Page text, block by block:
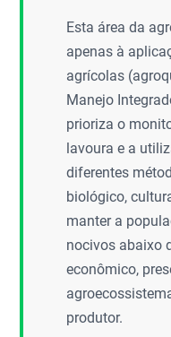
Esta área da
apenas à
agrícolas
Manejo
prioriza o
lavoura e a
diferentes
biológico,
manter a
nocivos abaixo
econômico,
produtor.